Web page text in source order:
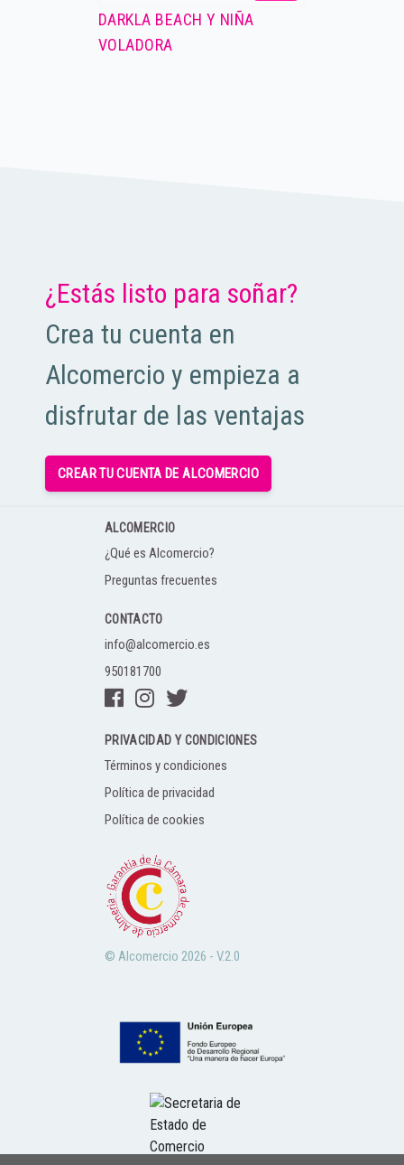
DARKLA BEACH Y NIÑA
VOLADORA
¿Estás listo para soñar?
Crea tu cuenta en
Alcomercio y empieza a
disfrutar de las ventajas
CREAR TU CUENTA DE ALCOMERCIO
© Alcomercio 2026 - V.2.0
ALCOMERCIO
¿Qué es Alcomercio?
Preguntas frecuentes
CONTACTO
info@alcomercio.es
950181700
PRIVACIDAD Y CONDICIONES
Términos y condiciones
Política de privacidad
Política de cookies